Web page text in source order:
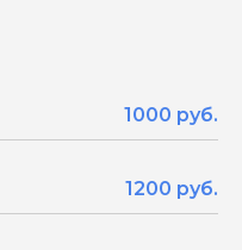
1000 руб.
1200 руб.